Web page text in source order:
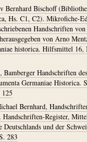
Bernhard Bischoff
Hs. C1, C2). Mikrofiche-
Handschriften
von Arno
historica. Hilfsmittel 16,
Handschriften
Germaniae Historica.
Bernhard,
Register,
und der
283